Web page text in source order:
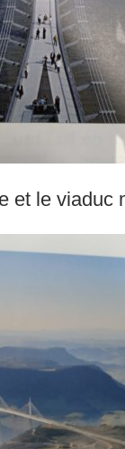
et le viaduc